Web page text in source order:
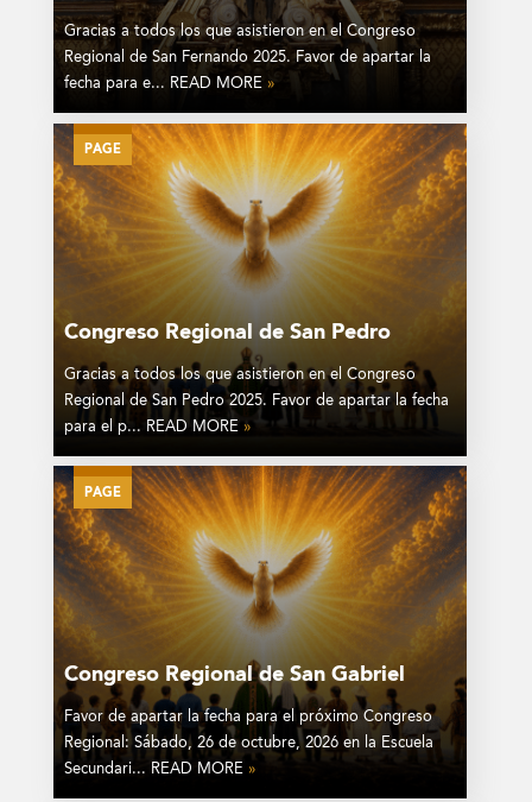
Gracias a todos los que asistieron en el Congreso
Regional de San Fernando 2025. Favor de apartar la
fecha para e... READ MORE »
PAGE
Congreso Regional de San Pedro
Gracias a todos los que asistieron en el Congreso
Regional de San Pedro 2025. Favor de apartar la fecha
para el p... READ MORE »
PAGE
Congreso Regional de San Gabriel
Favor de apartar la fecha para el próximo Congreso
Regional: Sábado, 26 de octubre, 2026 en la Escuela
Secundari... READ MORE »